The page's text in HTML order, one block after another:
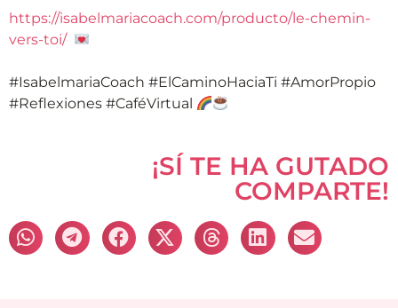
https://isabelmariacoach.com/producto/le-chemin-
vers-toi/
#IsabelmariaCoach #ElCaminoHaciaTi #AmorPropio
#Reflexiones #CaféVirtual
¡SÍ TE HA GUTADO
COMPARTE!